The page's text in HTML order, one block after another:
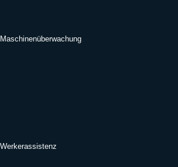
Maschinenüberwachung
Werkerassistenz